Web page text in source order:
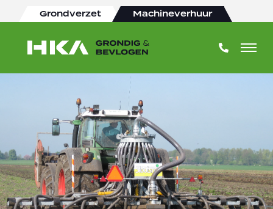
Grondverzet Machineverhuur